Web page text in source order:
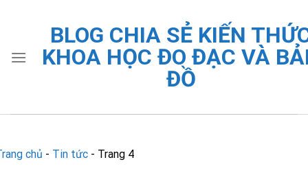
BLOG CHIA SẺ KIẾN
KHOA HỌC ĐO ĐẠC VÀ
ĐỒ
chủ - Tin tức - Trang 4